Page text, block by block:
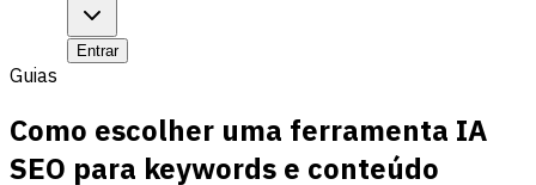
Entrar
Guias
Como escolher uma ferramenta IA
SEO para keywords e conteúdo